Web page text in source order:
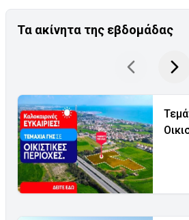
Τα ακίνητα της εβδομάδας